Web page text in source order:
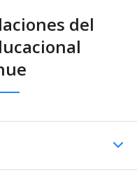
del